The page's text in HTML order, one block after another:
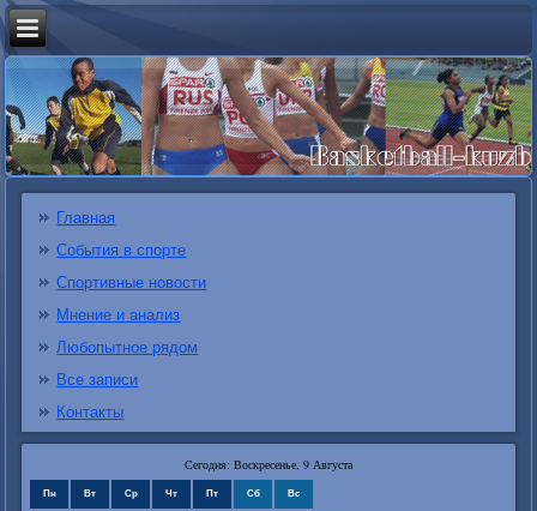
Главная
События в спорте
Спортивные новости
Мнение и анализ
Любопытное рядом
Все записи
Контакты
Сегодня: Воскресенье, 9 Августа
Пн Вт Ср Чт Пт Сб Вс